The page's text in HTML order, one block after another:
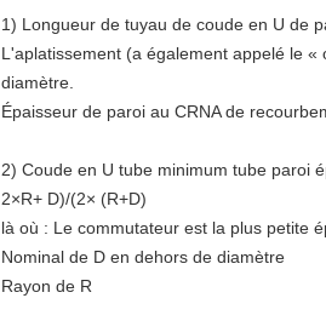
1) Longueur de tuyau de coude en U de
L'aplatissement (a également appelé le
diamètre.
Épaisseur de paroi au CRNA de
2) Coude en U tube minimum tube paroi
2×R+ D)/(2× (R+D)
là où : Le commutateur est la plus petite
Nominal de D en dehors de diamètre
Rayon de R